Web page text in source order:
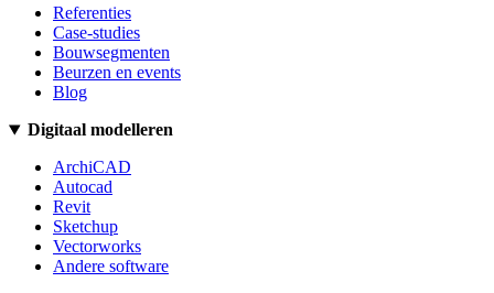
Referenties
Case-studies
Bouwsegmenten
Beurzen en events
Blog
Digitaal modelleren
ArchiCAD
Autocad
Revit
Sketchup
Vectorworks
Andere software